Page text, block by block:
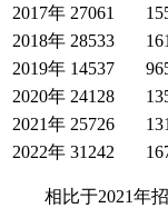
2017年 27061
2018年 28533
2019年 14537
2020年 24128
2021年 25726
2022年 31242
相比于2021年